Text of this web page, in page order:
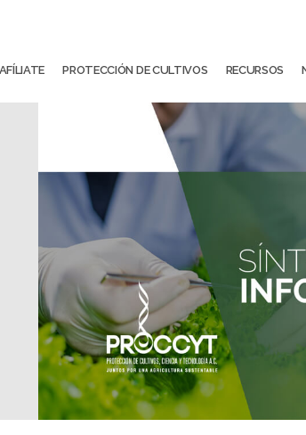
AFÍLIATE PROTECCIÓN DE CULTIVOS RECURSOS